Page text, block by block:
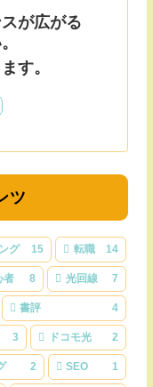
が広がる
す。
ツ
グ 15 転職 14
者 8 光回線 7
書評 4
3 ドコモ光 2
2 SEO 1